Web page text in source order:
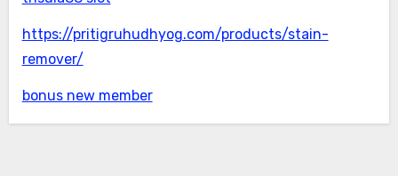
https://pritigruhudhyog.com/products/stain-
remover/
bonus new member